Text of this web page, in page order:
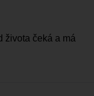
života čeká a má